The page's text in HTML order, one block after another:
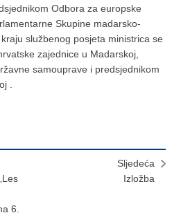
Odbora za europske
Skupine madarsko-
službenog posjeta ministrica se
zajednice u Madarskoj,
samouprave i predsjednikom
.
6.
Sljedeća
Izložba